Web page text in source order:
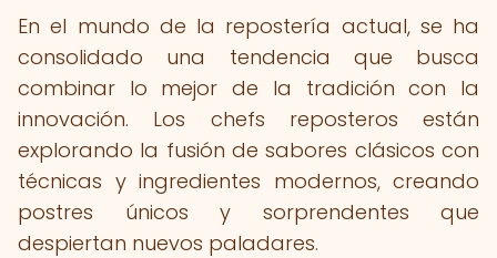
En el mundo de la repostería actual, se ha
consolidado una tendencia que busca
combinar lo mejor de la tradición con la
innovación. Los chefs reposteros están
explorando la fusión de sabores clásicos con
técnicas y ingredientes modernos, creando
postres únicos y sorprendentes que
despiertan nuevos paladares.